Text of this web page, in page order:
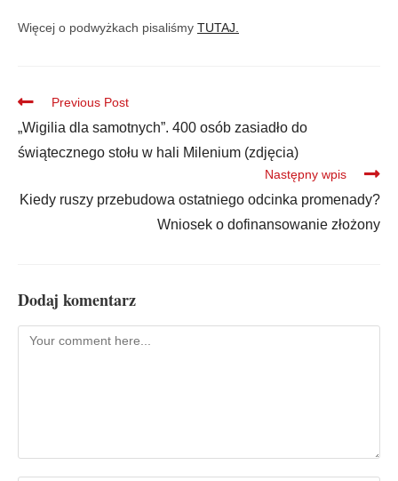
Więcej o podwyżkach pisaliśmy TUTAJ.
Previous Post
„Wigilia dla samotnych”. 400 osób zasiadło do
świątecznego stołu w hali Milenium (zdjęcia)
Następny wpis
Kiedy ruszy przebudowa ostatniego odcinka promenady?
Wniosek o dofinansowanie złożony
Dodaj komentarz